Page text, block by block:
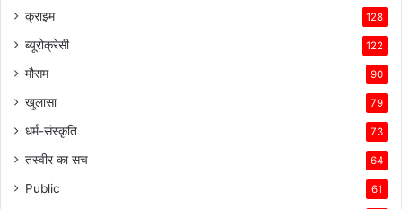
क्राइम 128
ब्यूरोक्रेसी 122
मौसम 90
खुलासा 79
धर्म-संस्कृति 73
तस्वीर का सच 64
Public 61